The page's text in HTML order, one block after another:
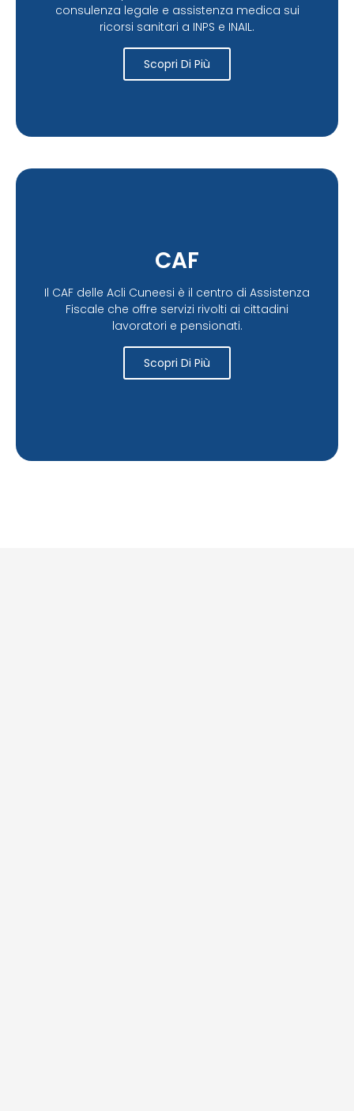
consulenza legale e assistenza medica sui
ricorsi sanitari a INPS e INAIL.
Scopri Di Più
CAF
Il CAF delle Acli Cuneesi è il centro di Assistenza
Fiscale che offre servizi rivolti ai cittadini
lavoratori e pensionati.
Scopri Di Più